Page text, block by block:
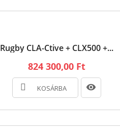
Rugby CLA-Ctive + CLX500 +...
824 300,00 Ft
KOSÁRBA